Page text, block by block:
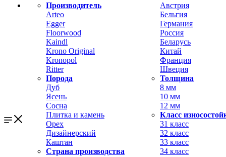
Производитель
Arteo
Egger
Floorwood
Kaindl
Krono Original
Kronopol
Ritter
Порода
Дуб
Ясень
Сосна
Плитка и камень
Орех
Дизайнерский
Каштан
Страна производства
Австрия
Бельгия
Германия
Россия
Беларусь
Китай
Франция
Швеция
Толщина
8 мм
10 мм
12 мм
Класс
31 класс
32 класс
33 класс
34 класс